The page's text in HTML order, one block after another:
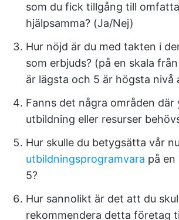
som du fick tillgång till
hjälpsamma? (Ja/Nej)
Hur nöjd är du med takten i
som erbjuds? (på en skala från
är lägsta och 5 är högsta nivå
Fanns det några områden där
utbildning eller resurser
Hur skulle du betygsätta vår
utbildningsprogramvara på en
5?
Hur sannolikt är det att du
rekommendera detta företag